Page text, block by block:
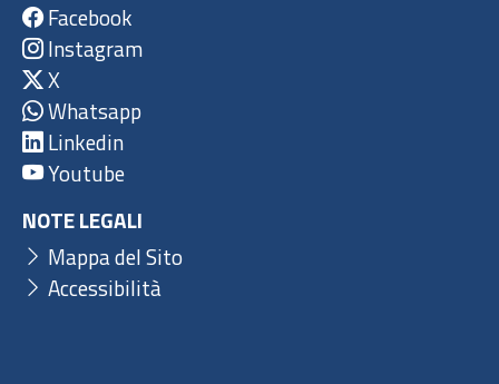
Facebook
Instagram
X
Whatsapp
Linkedin
Youtube
NOTE LEGALI
Mappa del Sito
Accessibilità